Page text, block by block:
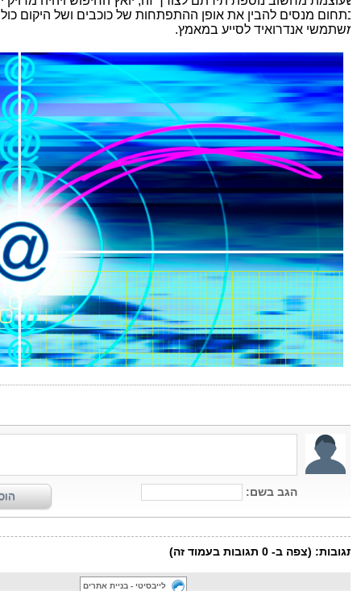
מנסים להבין את אופן ההתפתחות של כוכבים ושל היקום כולו –
אנדרואיד לסייע במאמץ.
לייבסיטי - בניית אתרים